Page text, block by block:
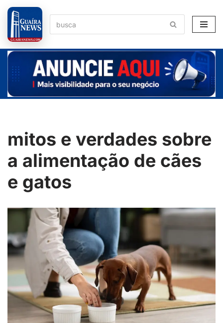
Pular
para
o
conteúdo
mitos e verdades sobre
a alimentação de cães
e gatos